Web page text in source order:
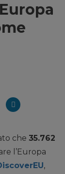
che 35.762
l’Europa
,